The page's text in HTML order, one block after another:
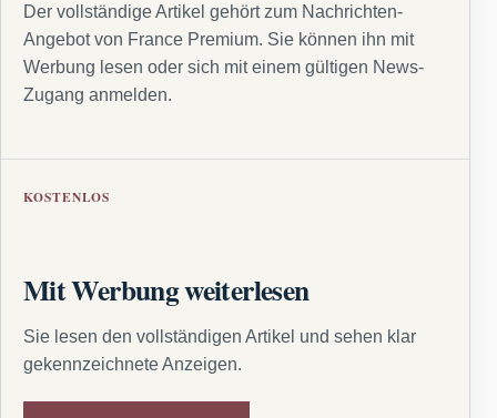
Der vollständige Artikel gehört zum Nachrichten-
Angebot von France Premium. Sie können ihn mit
Werbung lesen oder sich mit einem gültigen News-
Zugang anmelden.
KOSTENLOS
Mit Werbung weiterlesen
Sie lesen den vollständigen Artikel und sehen klar
gekennzeichnete Anzeigen.